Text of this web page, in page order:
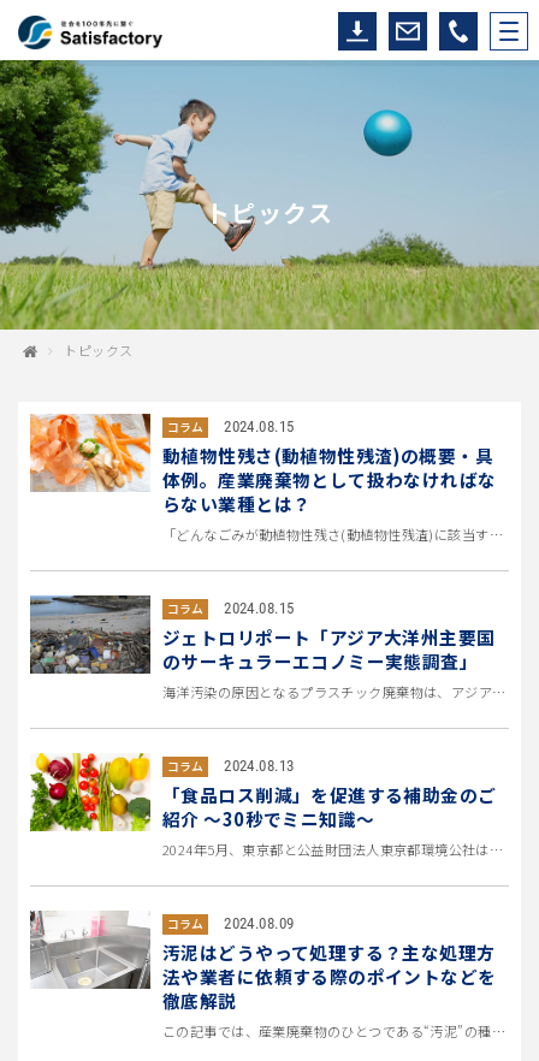
トピックス
トピックス
コラム 2024.08.15
動植物性残さ(動植物性残渣)の概要・具
体例。産業廃棄物として扱わなければな
らない業種とは？
「どんなごみが動植物性残さ(動植物性残渣)に該当するの？」 「動植物性残さは産業廃棄物として扱うべき？それとも一般廃棄物...
コラム 2024.08.15
ジェトロリポート「アジア大洋州主要国
のサーキュラーエコノミー実態調査」
海洋汚染の原因となるプラスチック廃棄物は、アジア諸国からの流出が占める割合が高いとされています。 2024...
コラム 2024.08.13
「食品ロス削減」を促進する補助金のご
紹介 ～30秒でミニ知識～
2024年5月、東京都と公益財団法人東京都環境公社は、サーキュラーエコノミーの実現に向けて 「プラスチック資源循環」「食...
コラム 2024.08.09
汚泥はどうやって処理する？主な処理方
法や業者に依頼する際のポイントなどを
徹底解説
この記事では、産業廃棄物のひとつである“汚泥”の種類や主な処理方法について徹底解説。 併せて、業者に処理を依頼する際に注...